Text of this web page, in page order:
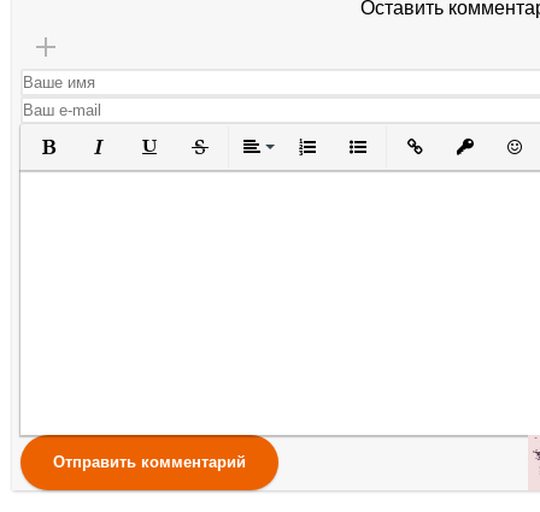
Оставить
Полужирный
КурсивПодчеркнутый
ЗачеркнутыйВыравнивание
Нумерованный список
Маркированный список
Вставить ссылку
Вставить
Отправить комментарий